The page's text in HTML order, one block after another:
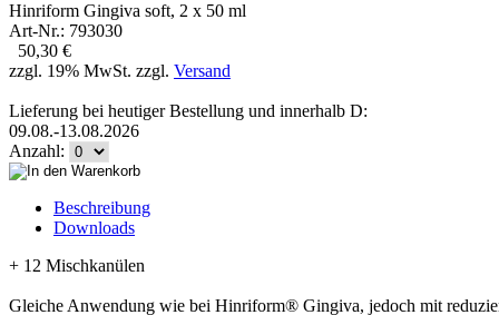
Hinriform Gingiva soft, 2 x 50 ml
Art-Nr.: 793030
50,30 €
zzgl. 19% MwSt. zzgl. Versand
Lieferung bei heutiger Bestellung und innerhalb D:
09.08.-13.08.2026
Anzahl:
Beschreibung
Downloads
+ 12 Mischkanülen
Gleiche Anwendung wie bei Hinriform® Gingiva, jedoch mit